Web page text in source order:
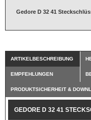
Gedore D 32 41
ARTIKELBESCHREIBUNG
EMPFEHLUNGEN
PRODUKTSICHERHEIT &
GEDORE D 32 41